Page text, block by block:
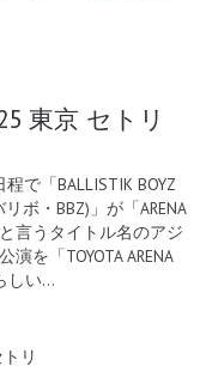
東京 セトリ
で「BALLISTIK BOYZ
ボ・BBZ)」が「ARENA
と言うタイトル名のアジ
を「TOYOTA ARENA
しい…
リ